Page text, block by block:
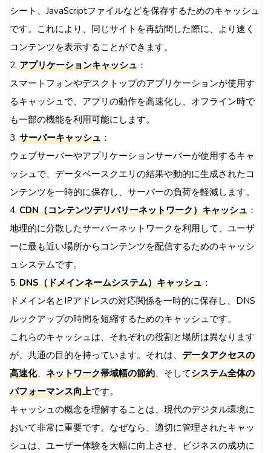
シート、JavaScriptファイルなどを保存するためのキャッシュ
です。これにより、同じサイトを再訪問した際に、より速く
コンテンツを表示することができます。
2. アプリケーションキャッシュ ：
スマートフォンやデスクトップのアプリケーションが使用す
るキャッシュで、アプリの動作を高速化し、オフライン時で
も一部の機能を利用可能にします。
3. サーバーキャッシュ ：
ウェブサーバーやアプリケーションサーバーが使用するキャ
ッシュで、データベースクエリの結果や動的に生成されたコ
ンテンツを一時的に保存し、サーバーの負荷を軽減します。
4. CDN（コンテンツデリバリーネットワーク）キャッシュ ：
地理的に分散したサーバーネットワークを利用して、ユーザ
ーに最も近い場所からコンテンツを配信するためのキャッシ
ュシステムです。
5. DNS（ドメインネームシステム）キャッシュ ：
ドメイン名とIPアドレスの対応関係を一時的に保存し、DNS
ルックアップの時間を短縮するためのキャッシュです。
これらのキャッシュは、それぞれの役割と場所は異なります
が、共通の目的を持っています。それは、 データアクセスの
高速化、 ネットワーク帯域幅の節約、そしてシステム全体の
パフォーマンス向上です。
キャッシュの概念を理解することは、現代のデジタル環境に
おいて非常に重要です。なぜなら、適切に管理されたキャッ
シュは、ユーザー体験を大幅に向上させ、ビジネスの成功に